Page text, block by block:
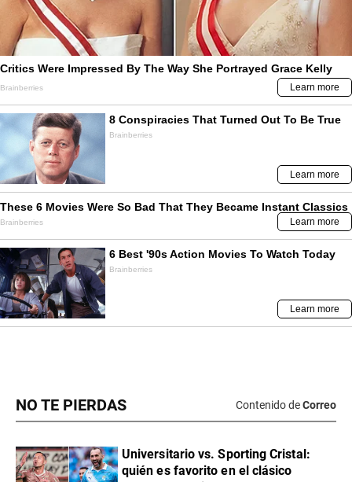
NO TE PIERDAS Contenido deCorreo
Universitario vs. Sporting Cristal:
quién es favorito en el clásico